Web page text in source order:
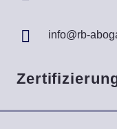
info@rb-